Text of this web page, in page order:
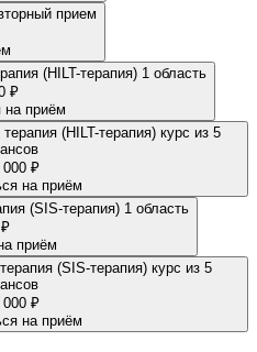
прием
(HILT-терапия) 1 область
₽
на приём
(HILT-терапия) курс из 5
000 ₽
на приём
(SIS-терапия) 1 область
приём
(SIS-терапия) курс из 5
000 ₽
на приём